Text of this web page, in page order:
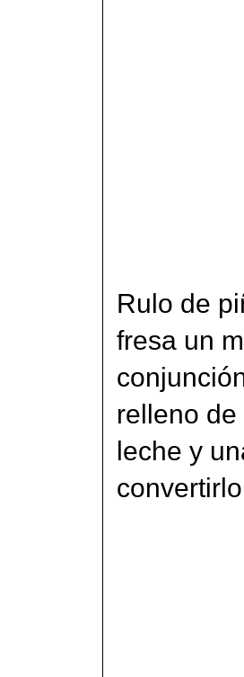
Rulo de
fresa un
relleno
leche y